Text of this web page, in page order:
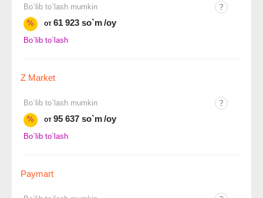
Bo`lib to`lash mumkin
%
от 61 923 so`m/oy
Bo`lib to`lash
Z Market
Bo`lib to`lash mumkin
%
от 95 637 so`m/oy
Bo`lib to`lash
Paymart